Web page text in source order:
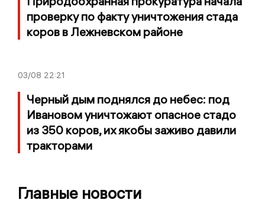
проверку по факту уничтожения стада
коров в Лежневском районе
03/08 22:21
Черный дым поднялся до небес: под
Ивановом уничтожают опасное стадо
из 350 коров, их якобы заживо давили
тракторами
Главные новости